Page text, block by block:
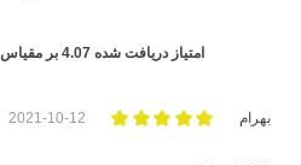
امتیاز دریافت شده4.07 بر مقیاس
بهرام 2021-10-12